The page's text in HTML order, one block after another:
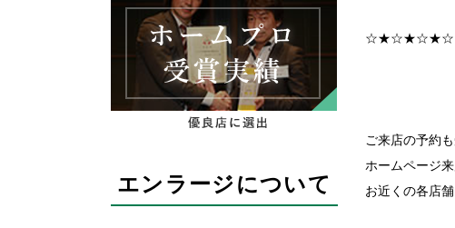
エンラージについて
ご来店の予約
ホームページ
お近くの各店